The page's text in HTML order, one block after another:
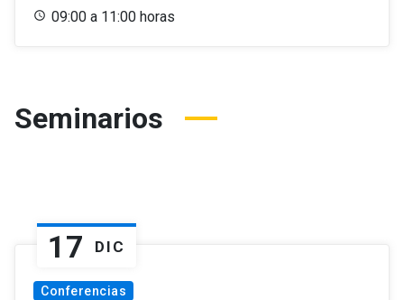
09:00 a 11:00 horas
Seminarios
17 DIC
Conferencias